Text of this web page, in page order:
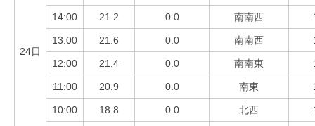
24日
14:00 21.2 0.0 南南西
13:00 21.6 0.0 南南西
12:00 21.4 0.0 南南東
11:00 20.9 0.0 南東
10:00 18.8 0.0 北西